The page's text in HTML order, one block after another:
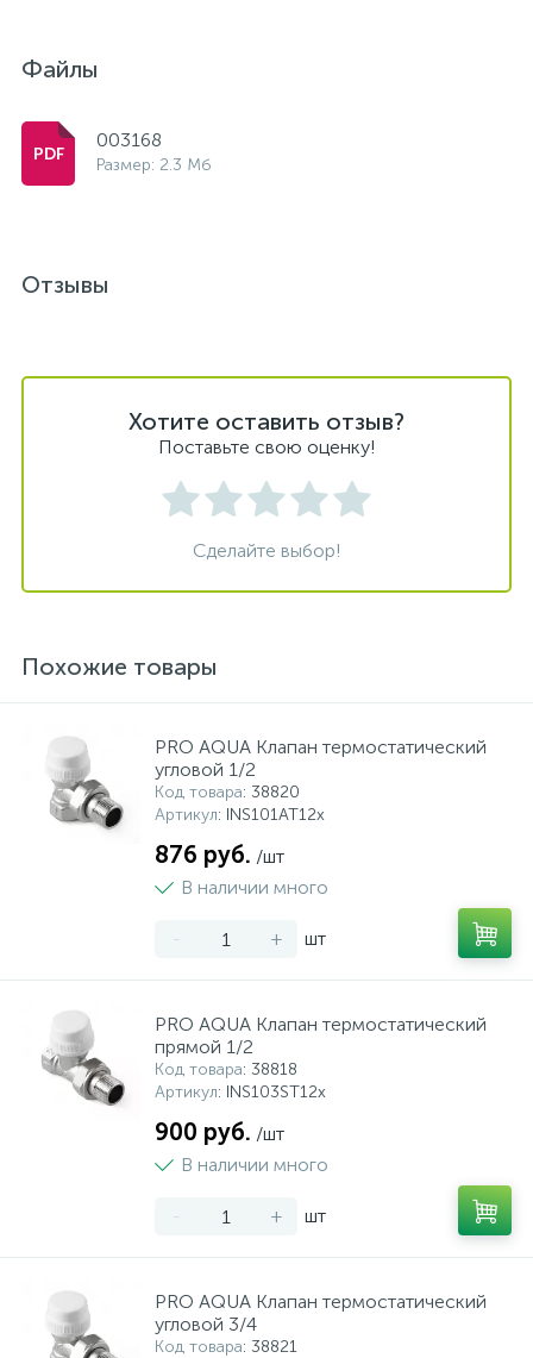
Файлы
003168
Размер: 2.3 Мб
Отзывы
Хотите оставить отзыв?
Поставьте свою оценку!
Сделайте выбор!
Похожие товары
PRO AQUA Клапан термостатический
угловой 1/2
Код товара: 38820
Артикул: INS101AT12x
876 руб. /шт
В наличии много
- + шт
PRO AQUA Клапан термостатический
прямой 1/2
Код товара: 38818
Артикул: INS103ST12x
900 руб. /шт
В наличии много
- + шт
PRO AQUA Клапан термостатический
угловой 3/4
Код товара: 38821